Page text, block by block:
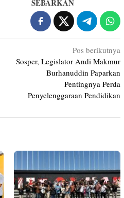
SEBARKAN
Pos berikutnya
Sosper, Legislator Andi Makmur
Burhanuddin Paparkan
Pentingnya Perda
Penyelenggaraan Pendidikan